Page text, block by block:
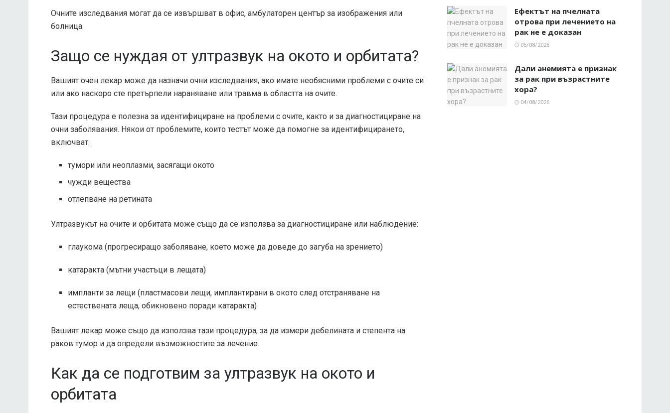
Очните изследвания могат да се извършват в офис, амбулаторен център за изображения или
болница.
Защо се нуждая от ултразвук на окото и орбитата?
Вашият очен лекар може да назначи очни изследвания, ако имате необясними проблеми с очите си
или ако наскоро сте претърпели нараняване или травма в областта на очите.
Тази процедура е полезна за идентифициране на проблеми с очите, както и за диагностициране на
очни заболявания. Някои от проблемите, които тестът може да помогне за идентифицирането,
включват:
тумори или неоплазми, засягащи окото
чужди вещества
отлепване на ретината
Ултразвукът на очите и орбитата може също да се използва за диагностициране или наблюдение:
глаукома (прогресиращо заболяване, което може да доведе до загуба на зрението)
катаракта (мътни участъци в лещата)
импланти за лещи (пластмасови лещи, имплантирани в окото след отстраняване на
естествената леща, обикновено поради катаракта)
Вашият лекар може също да използва тази процедура, за да измери дебелината и степента на
раков тумор и да определи възможностите за лечение.
Как да се подготвим за ултразвук на окото и
орбитата
Ефектът на пчелната
отрова при лечението на
рак не е доказан
05/08/2026
Дали анемията е признак
за рак при възрастните
хора?
04/08/2026